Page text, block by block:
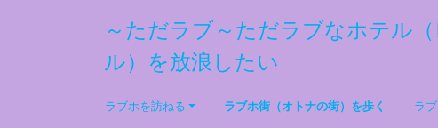
～ただラブ～ただラブなホテル
ル）を放浪したい
ラブホを訪ねる ラブホ街（オトナの街）を歩く ラ